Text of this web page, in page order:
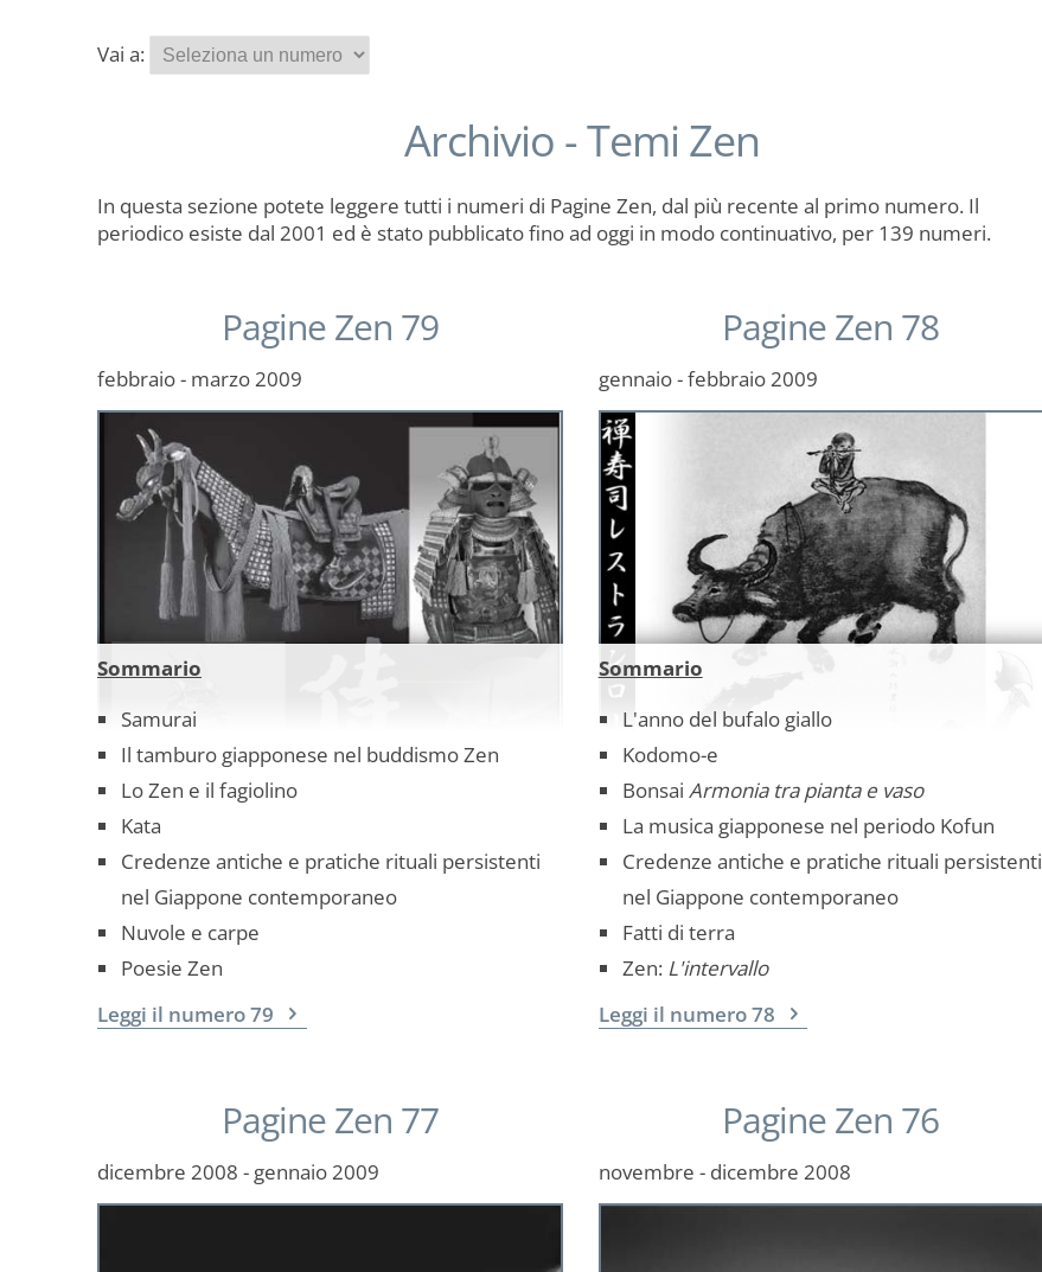
Vai a:
Archivio - Temi Zen
In questa sezione potete leggere tutti i numeri di Pagine Zen, dal più recente al primo numero. Il
periodico esiste dal 2001 ed è stato pubblicato fino ad oggi in modo continuativo, per 139 numeri.
Pagine Zen 79
febbraio - marzo 2009
Sommario
Samurai
Il tamburo giapponese nel buddismo Zen
Lo Zen e il fagiolino
Kata
Credenze antiche e pratiche rituali persistenti
nel Giappone contemporaneo
Nuvole e carpe
Poesie Zen
Leggi il numero 79
Pagine Zen 78
gennaio - febbraio 2009
Sommario
L'anno del bufalo giallo
Kodomo-e
Bonsai Armonia tra pianta e vaso
La musica giapponese nel periodo Kofun
Credenze antiche e pratiche rituali persistenti
nel Giappone contemporaneo
Fatti di terra
Zen: L'intervallo
Leggi il numero 78
Pagine Zen 77
dicembre 2008 - gennaio 2009
Pagine Zen 76
novembre - dicembre 2008